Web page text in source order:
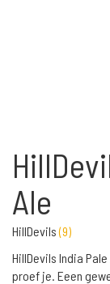
Ale
HillDevils(9)
HillDevils India
proef je. Eeen